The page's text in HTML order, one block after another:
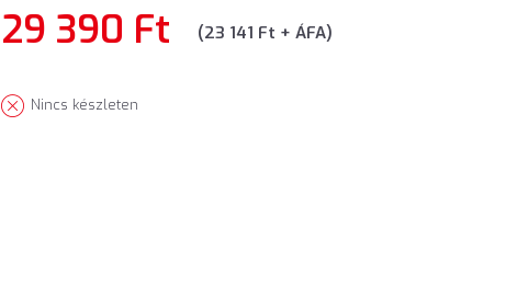
29 390 Ft (23 141 Ft + ÁFA)
Nincs készleten